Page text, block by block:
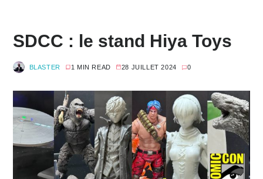
SDCC : le stand Hiya Toys
BLASTER 1 MIN READ 28 JUILLET 2024 0